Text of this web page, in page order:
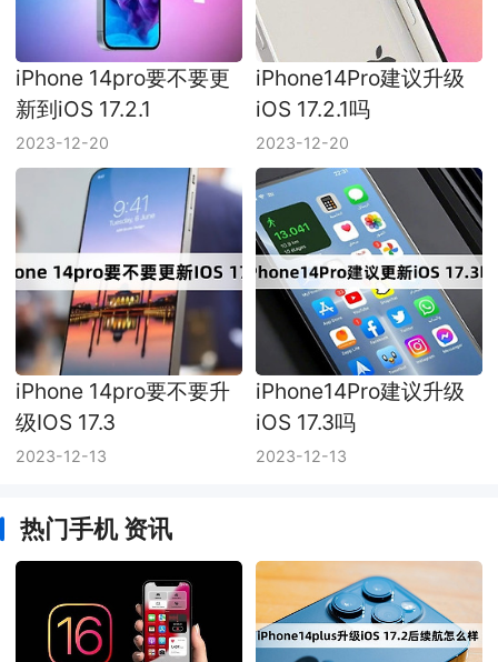
iPhone 14pro要不要更
新到iOS 17.2.1
2023-12-20
iPhone14Pro建议升级
iOS 17.2.1吗
2023-12-20
iPhone 14pro要不要升
级IOS 17.3
2023-12-13
iPhone14Pro建议升级
iOS 17.3吗
2023-12-13
热门手机 资讯